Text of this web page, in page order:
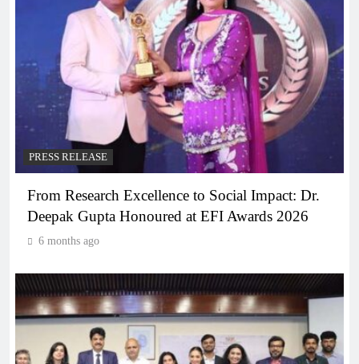
PRESS RELEASE
From Research Excellence to Social Impact: Dr.
Deepak Gupta Honoured at EFI Awards 2026
6 months ago